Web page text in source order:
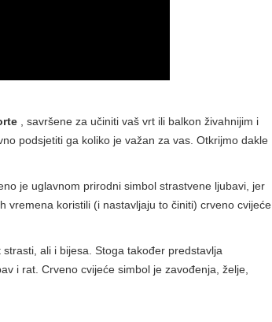
, savršene za učiniti vaš vrt ili balkon živahnijim i
podsjetiti ga koliko je važan za vas. Otkrijmo dakle
je uglavnom prirodni simbol strastvene ljubavi, jer
vremena koristili (i nastavljaju to činiti) crveno cvijeće
ali i bijesa. Stoga također predstavlja
i rat. Crveno cvijeće simbol je zavođenja, želje,